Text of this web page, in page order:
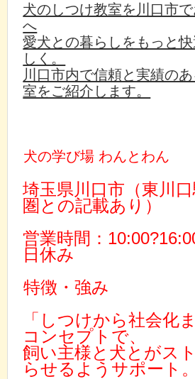
犬のしつけ教室を川口市
へ
愛犬との暮らしをもっと
しく。
川口市内で信頼と実績の
室をご紹介します。
犬の学び場 わんとわん
埼玉県川口市（東川
圏との記載あり）
営業時間：
日休み
特徴・強み
「しつけから社会化
コンセプトで、
飼い主様と犬とがス
らせるようサポート。